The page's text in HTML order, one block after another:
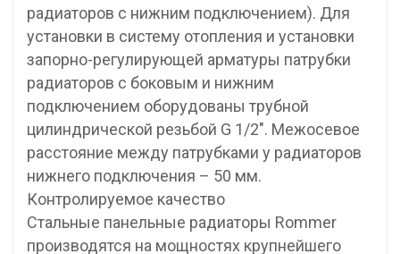
радиаторов с нижним подключением). Для
установки в систему отопления и установки
запорно-регулирующей арматуры патрубки
радиаторов с боковым и нижним
подключением оборудованы трубной
цилиндрической резьбой G 1/2″. Межосевое
расстояние между патрубками у радиаторов
нижнего подключения – 50 мм.
Контролируемое качество
Стальные панельные радиаторы Rommer
производятся на мощностях крупнейшего